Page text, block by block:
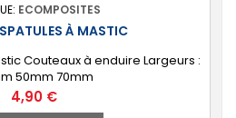
ECOMPOSITES
À MASTIC
Couteaux à enduire Largeurs :
50mm 70mm
Prix
4,90 €